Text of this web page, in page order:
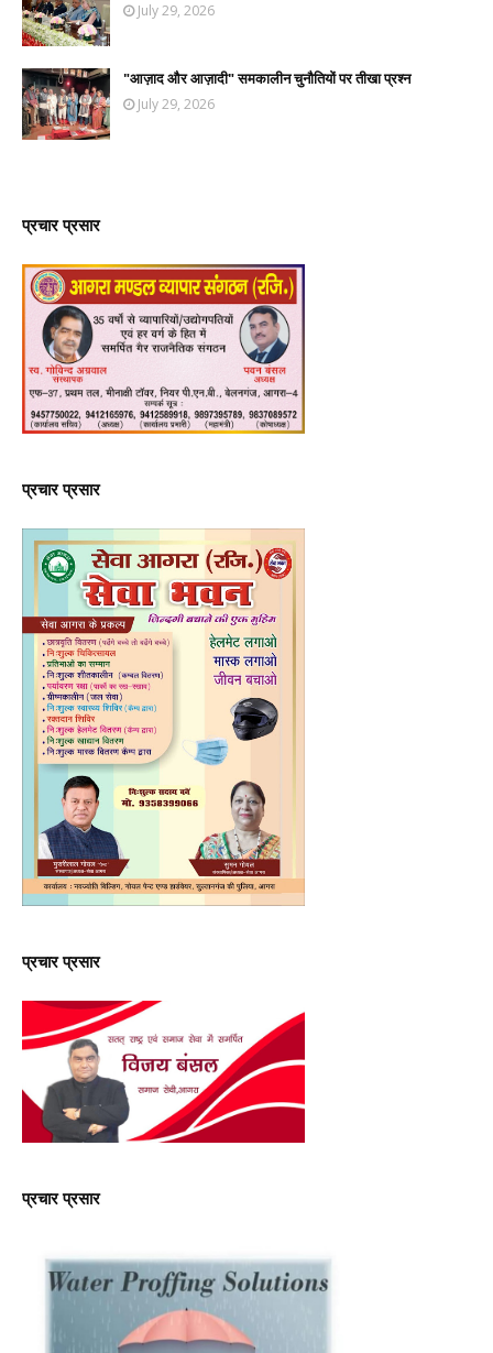
July 29, 2026
"आज़ाद और आज़ादी" समकालीन चुनौतियों पर तीखा प्रश्न
July 29, 2026
प्रचार प्रसार
प्रचार प्रसार
प्रचार प्रसार
प्रचार प्रसार